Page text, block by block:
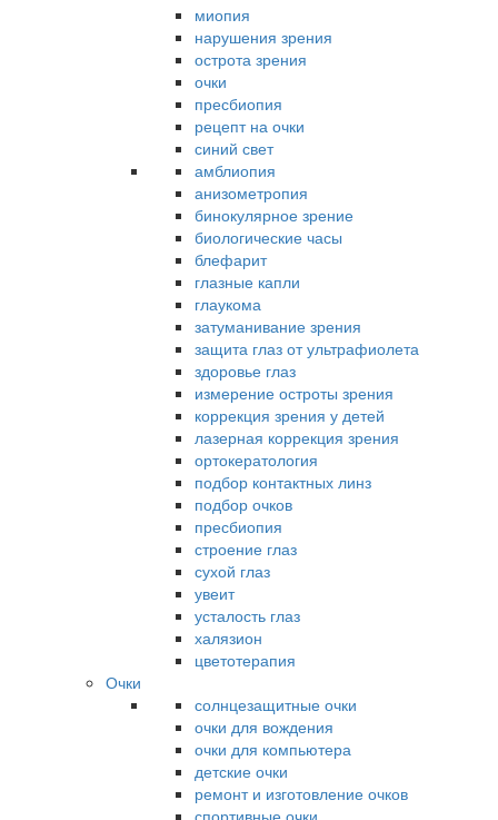
миопия
нарушения зрения
острота зрения
очки
пресбиопия
рецепт на очки
синий свет
амблиопия
анизометропия
бинокулярное зрение
биологические часы
блефарит
глазные капли
глаукома
затуманивание зрения
защита глаз от ультрафиолета
здоровье глаз
измерение остроты зрения
коррекция зрения у детей
лазерная коррекция зрения
ортокератология
подбор контактных линз
подбор очков
пресбиопия
строение глаз
сухой глаз
увеит
усталость глаз
халязион
цветотерапия
Очки
солнцезащитные очки
очки для вождения
очки для компьютера
детские очки
ремонт и изготовление очков